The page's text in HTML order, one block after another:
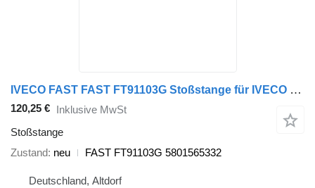
IVECO FAST FAST FT91103G Stoßstange für IVECO Daily Transporter
120,25 € Inklusive MwSt
Stoßstange
Zustand neu FAST FT91103G 5801565332
Deutschland, Altdorf